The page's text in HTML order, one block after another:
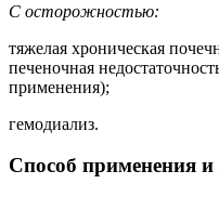
С осторожностью:
тяжелая хроническая
печеночная
применения);
гемодиализ.
Способ применения